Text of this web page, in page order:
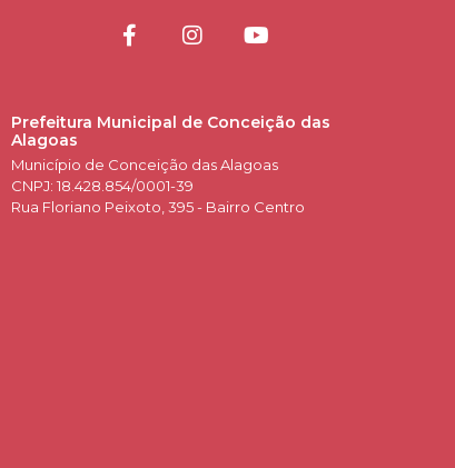
Prefeitura Municipal de Conceição das
Alagoas
Município de Conceição das Alagoas
CNPJ: 18.428.854/0001-39
Rua Floriano Peixoto, 395 - Bairro Centro